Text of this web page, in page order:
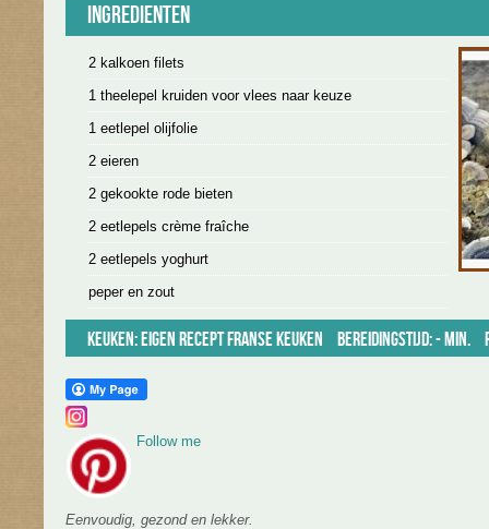
Ingredienten
2 kalkoen filets
1 theelepel kruiden voor vlees naar keuze
1 eetlepel olijfolie
2 eieren
2 gekookte rode bieten
2 eetlepels crème fraîche
2 eetlepels yoghurt
peper en zout
Keuken: Eigen recept Franse keuken Bereidingstijd: - min.
Follow me
Eenvoudig, gezond en lekker.